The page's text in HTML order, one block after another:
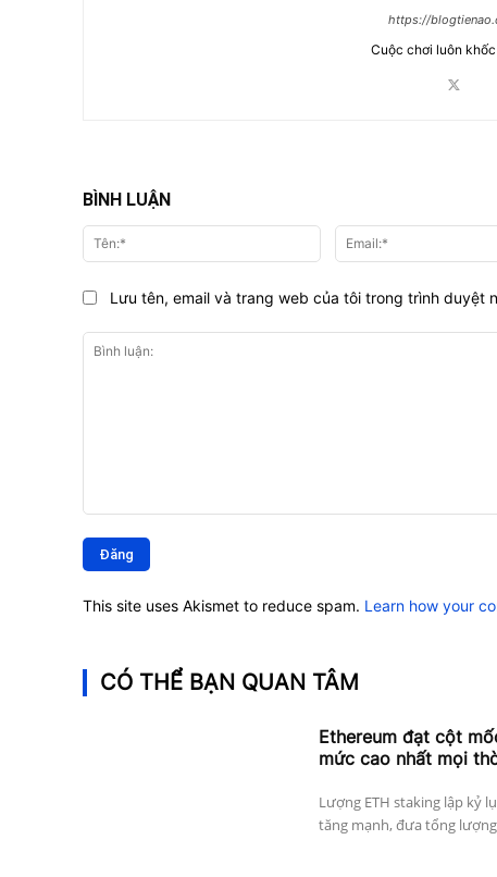
https://
Cuộc chơi luôn
BÌNH LUẬN
luận:
Tên:*
Lưu tên, email và trang web của tôi trong trình duyệt
This site uses Akismet to reduce spam. Learn how your
CÓ THỂ BẠN QUAN TÂM
Ethereum đạt cột
mức cao nhất mọi
Lượng ETH staking lập kỷ
tăng mạnh, đưa tổng